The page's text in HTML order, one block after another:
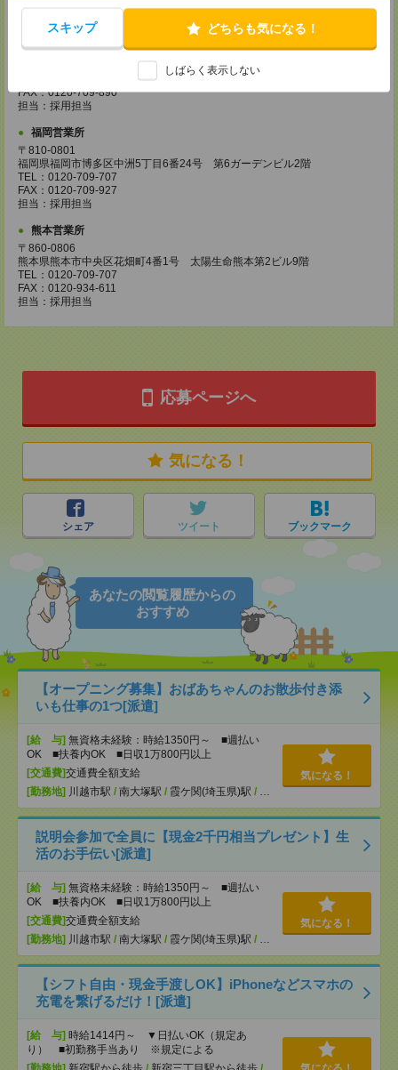
スキップ どちらも気になる！
しばらく表示しない
担当：採用担当
松山営業所
〒790-0003
愛媛県松山市三番町7丁目1番地21号 ジブラルタ生命松山ビル8階
FAX：0120-709-890
担当：採用担当
福岡営業所
〒810-0801
福岡県福岡市博多区中洲5丁目6番24号 第6ガーデンビル2階
TEL：0120-709-707
FAX：0120-709-927
担当：採用担当
熊本営業所
〒860-0806
熊本県熊本市中央区花畑町4番1号 太陽生命熊本第2ビル9階
TEL：0120-709-707
FAX：0120-934-611
担当：採用担当
応募ページへ
気になる！
シェア ツイート ブックマーク
あなたの閲覧履歴からの
おすすめ
【オープニング募集】おばあちゃんのお散歩付き添
いも仕事の1つ[派遣]
[給 与] 無資格未経験：時給1350円～ ■週払い
OK ■扶養内OK ■日収1万800円以上
[交通費]交通費全額支給
[勤務地] 川越市駅 / 南大塚駅 / 霞ケ関(埼玉県)駅 / …
気になる！
説明会参加で全員に【現金2千円相当プレゼント】生
活のお手伝い[派遣]
[給 与] 無資格未経験：時給1350円～ ■週払い
OK ■扶養内OK ■日収1万800円以上
[交通費]交通費全額支給
[勤務地] 川越市駅 / 南大塚駅 / 霞ケ関(埼玉県)駅 / …
気になる！
【シフト自由・現金手渡しOK】iPhoneなどスマホの
充電を繋げるだけ！[派遣]
[給 与] 時給1414円～ ▼日払いOK（規定あ
り） ■初勤務手当あり ※規定による